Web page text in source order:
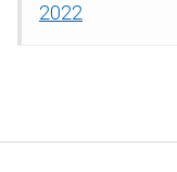
2022